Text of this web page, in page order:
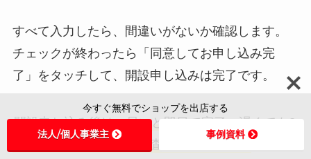
すべて入力したら、間違いがないか確認します。
チェックが終わったら「同意してお申し込み完
了」をタッチして、開設申し込みは完了です。
開設申し込み後は、早いと即日で完了。遅くても2
営業日以内にメールで審査結果が届きます
今すぐ無料でショップを出店する
法人/個人事業主 事例資料